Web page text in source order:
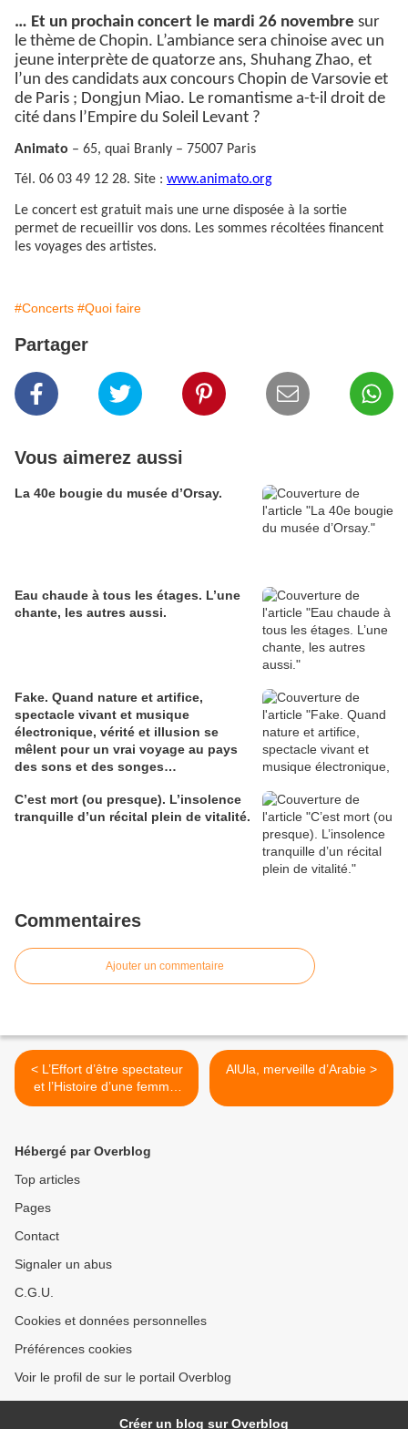
… Et un prochain concert le mardi 26 novembre sur
le thème de Chopin. L’ambiance sera chinoise avec un
jeune interprète de quatorze ans, Shuhang Zhao, et
l’un des candidats aux concours Chopin de Varsovie et
de Paris ; Dongjun Miao. Le romantisme a-t-il droit de
cité dans l’Empire du Soleil Levant ?
Animato – 65, quai Branly – 75007 Paris
Tél. 06 03 49 12 28. Site : www.animato.org
Le concert est gratuit mais une urne disposée à la sortie
permet de recueillir vos dons. Les sommes récoltées financent
les voyages des artistes.
#Concerts #Quoi faire
Partager
Vous aimerez aussi
La 40e bougie du musée d’Orsay.
Eau chaude à tous les étages. L’une
chante, les autres aussi.
Fake. Quand nature et artifice,
spectacle vivant et musique
électronique, vérité et illusion se
mêlent pour un vrai voyage au pays
des sons et des songes…
C’est mort (ou presque). L’insolence
tranquille d’un récital plein de vitalité.
Commentaires
Ajouter un commentaire
< L’Effort d’être spectateur
et l’Histoire d’une femme.
Pierre Notte en de multiples
AlUla, merveille d’Arabie >
Hébergé par Overblog
Top articles
Pages
Contact
Signaler un abus
C.G.U.
Cookies et données personnelles
Préférences cookies
Voir le profil de sur le portail Overblog
Créer un blog sur Overblog